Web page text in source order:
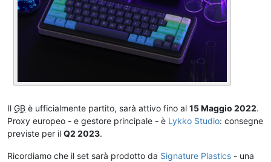
Il GB è ufficialmente partito, sarà attivo fino al 15 Maggio 2022.
Proxy europeo - e gestore principale - è Lykko Studio: consegne
previste per il Q2 2023.
Ricordiamo che il set sarà prodotto da Signature Plastics - una